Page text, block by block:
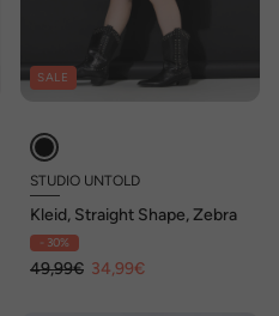
SALE
STUDIO UNTOLD
Kleid, Straight Shape, Zebra
- 30%
49,99€ 34,99€